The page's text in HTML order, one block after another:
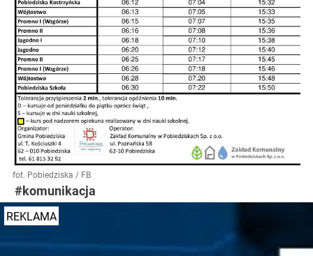
fot. Pobiedziska / FB
#komunikacja
REKLAMA